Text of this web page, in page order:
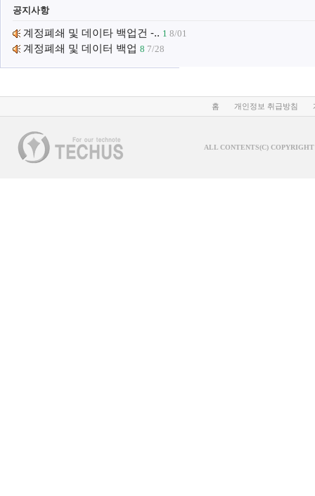
공지사항
계정폐쇄 및 데이타 백업건 -.. 1 8/01
계정폐쇄 및 데이터 백업 8 7/28
홈 개인정보 취급방침
ALL CONTENTS(C)